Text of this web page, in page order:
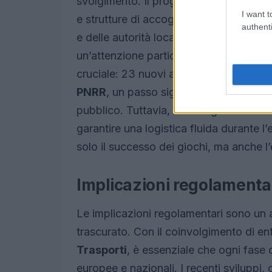
I want
e strutture di accoglienza, è al centro
e delle autorità locali, il budget per
un’attenzione particolare alla
cruciale: 23 nuovi autobus ecologici
PNRR, un passo significativo per
pubblico. Tuttavia, l’interrogativo
garantire una logistica fluida durante
solo il successo dei giochi, ma anche
Implicazioni
Le implicazioni regolamentari sono
trascurato. Con il coinvolgimento di
Trasporti, è essenziale che ogni fase
europee e nazionali. I recenti sviluppi,